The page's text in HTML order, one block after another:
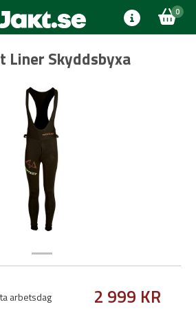
0
Liner Skyddsbyxa
arbetsdag
2 999 KR